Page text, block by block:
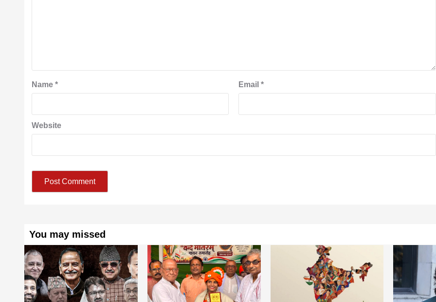
Name* Email*
Website
You may missed